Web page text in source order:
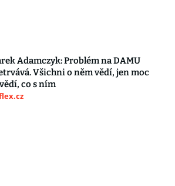
Adamczyk: Problém na DAMU
Všichni o něm vědí, jen moc
co s ním